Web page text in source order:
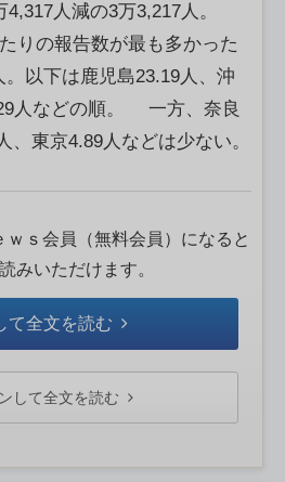
4,317人減の3万3,217人。
りの報告数が最も多かった
以下は鹿児島23.19人、沖
人などの順。 一方、奈良
、東京4.89人などは少ない。
ｗｓ会員（無料会員）になると
みいただけます。
て全文を読む
して全文を読む